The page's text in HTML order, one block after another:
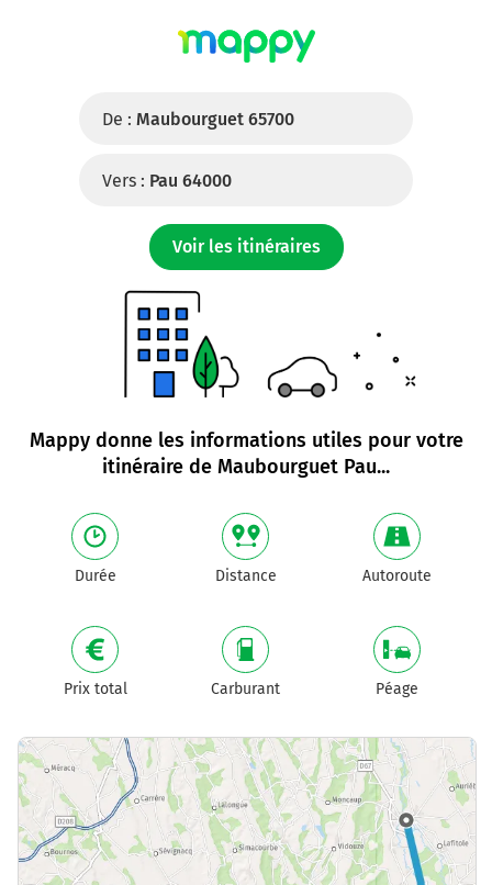
De : Maubourguet 65700
Vers : Pau 64000
Voir les itinéraires
Mappy donne les informations utiles pour votre
itinéraire de Maubourguet Pau...
Durée Distance Autoroute
Prix total Carburant Péage